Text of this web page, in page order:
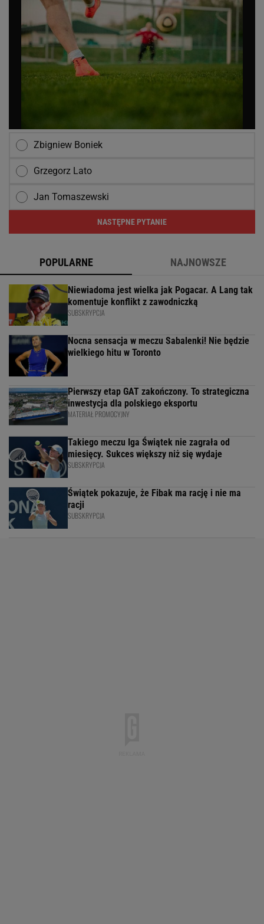
Zbigniew Boniek
Grzegorz Lato
Jan Tomaszewski
NASTĘPNE PYTANIE
POPULARNE NAJNOWSZE
Niewiadoma jest wielka jak Pogacar. A Lang tak
komentuje konflikt z zawodniczką
SUBSKRYPCJA
Nocna sensacja w meczu Sabalenki! Nie będzie
wielkiego hitu w Toronto
Pierwszy etap GAT zakończony. To strategiczna
inwestycja dla polskiego eksportu
MATERIAŁ PROMOCYJNY
Takiego meczu Iga Świątek nie zagrała od
miesięcy. Sukces większy niż się wydaje
SUBSKRYPCJA
Świątek pokazuje, że Fibak ma rację i nie ma
racji
SUBSKRYPCJA